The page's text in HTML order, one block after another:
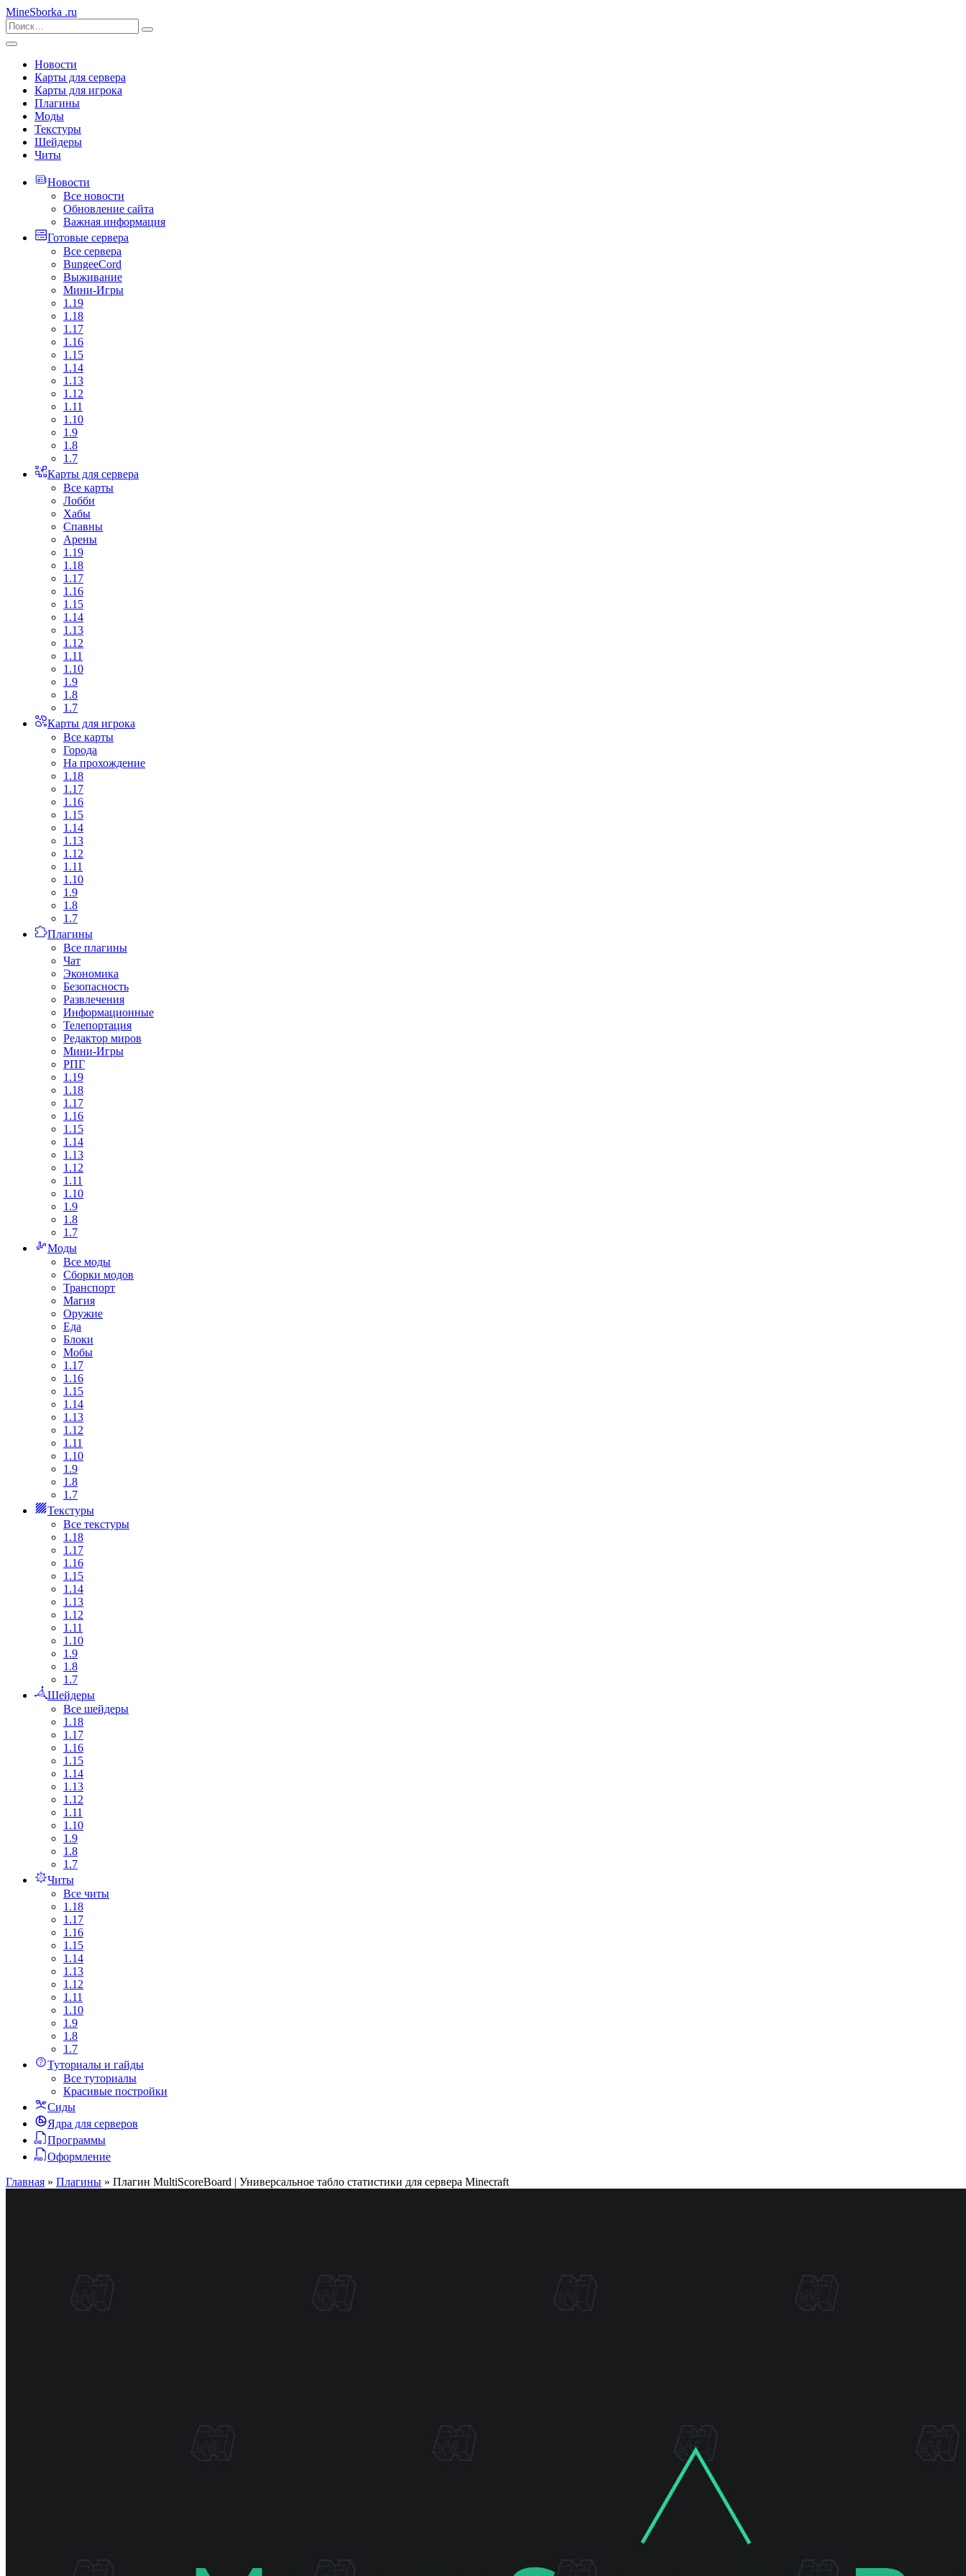
MineSborka .ru
Новости
Карты для сервера
Карты для игрока
Плагины
Моды
Текстуры
Шейдеры
Читы
Новости
Все новости
Обновление сайта
Важная информация
Готовые сервера
Все сервера
BungeeCord
Выживание
Мини-Игры
1.19
1.18
1.17
1.16
1.15
1.14
1.13
1.12
1.11
1.10
1.9
1.8
1.7
Карты для сервера
Все карты
Лобби
Хабы
Спавны
Арены
1.19
1.18
1.17
1.16
1.15
1.14
1.13
1.12
1.11
1.10
1.9
1.8
1.7
Карты для игрока
Все карты
Города
На прохождение
1.18
1.17
1.16
1.15
1.14
1.13
1.12
1.11
1.10
1.9
1.8
1.7
Плагины
Все плагины
Чат
Экономика
Безопасность
Развлечения
Информационные
Телепортация
Редактор миров
Мини-Игры
РПГ
1.19
1.18
1.17
1.16
1.15
1.14
1.13
1.12
1.11
1.10
1.9
1.8
1.7
Моды
Все моды
Сборки модов
Транспорт
Магия
Оружие
Еда
Блоки
Мобы
1.17
1.16
1.15
1.14
1.13
1.12
1.11
1.10
1.9
1.8
1.7
Текстуры
Все текстуры
1.18
1.17
1.16
1.15
1.14
1.13
1.12
1.11
1.10
1.9
1.8
1.7
Шейдеры
Все шейдеры
1.18
1.17
1.16
1.15
1.14
1.13
1.12
1.11
1.10
1.9
1.8
1.7
Читы
Все читы
1.18
1.17
1.16
1.15
1.14
1.13
1.12
1.11
1.10
1.9
1.8
1.7
Туториалы и гайды
Все туториалы
Красивые постройки
Сиды
Ядра для серверов
Программы
Оформление
Главная » Плагины » Плагин MultiScoreBoard | Универсальное табло статистики для сервера Minecraft